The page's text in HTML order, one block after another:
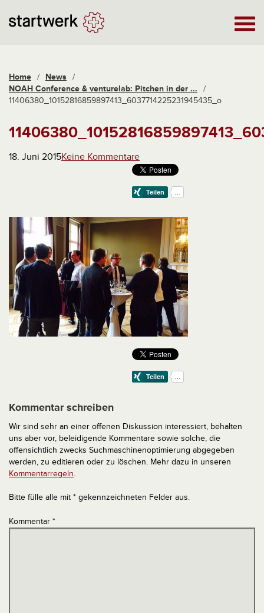
Home / News /
NOAH Conference & venturelab: Pitchen in der ...
/
11406380_10152816859897413_6037714225231945435_o
18. Juni 2015Keine Kommentare
Kommentar schreiben
Wir sind sehr an einer offenen Diskussion interessiert, behalten
uns aber vor, beleidigende Kommentare sowie solche, die
offensichtlich zwecks Suchmaschinenoptimierung abgegeben
werden, zu editieren oder zu löschen. Mehr dazu in unseren
Kommentarregeln.
Bitte fülle alle mit * gekennzeichneten Felder aus.
Kommentar *